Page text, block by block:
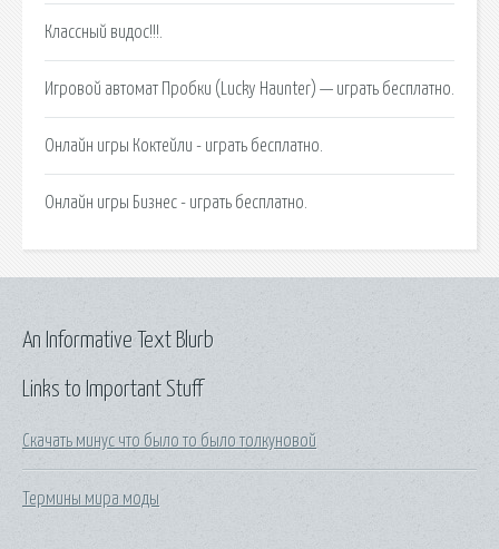
Классный видос!!!.
Игровой автомат Пробки (Lucky Haunter) — играть бесплатно.
Онлайн игры Коктейли - играть бесплатно.
Онлайн игры Бизнес - играть бесплатно.
Links to Important Stuff
Скачать минус что было то было толкуновой
Термины мира моды
An Informative Text Blurb